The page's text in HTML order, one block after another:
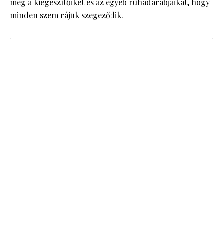
meg a kiegészítőiket és az egyéb ruhadarabjaikat, hogy
minden szem rájuk szegeződik.